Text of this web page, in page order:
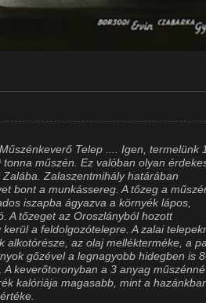
Telep .... Igen, termelünk
műszén. Ez valóban olyan
Zalaszentmihály határában
bont a munkássereg. A tőzeg a
iszapba ágyazva a környék lápos,
A tőzeget az Oroszlányból hozott
a feldolgozótelepre. A zalai
alkotórésze, az olaj mellékterméke, a
gőzével a legnagyobb hidegben is
keverőtoronyban a 3 anyag műszénné
kalóriája magasabb, mint a